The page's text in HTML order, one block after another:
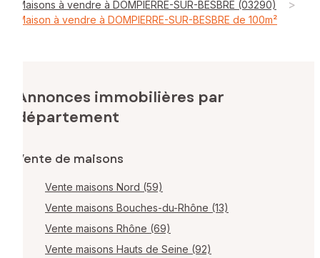
Maisons à vendre à DOMPIERRE-SUR-BESBRE (03290) >
Maison à vendre à DOMPIERRE-SUR-BESBRE de 100m²
Annonces immobilières par
département
Vente de maisons
Vente maisons Nord (59)
Vente maisons Bouches-du-Rhône (13)
Vente maisons Rhône (69)
Vente maisons Hauts de Seine (92)